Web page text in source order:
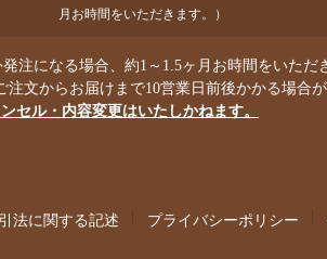
月お時間をいただきます。）
注になる場合、約1～1.5ヶ月お時間をいただ
文からお届けまで10営業日前後かかる場合が
セル・内容変更はいたしかねます。
法に関する記述 プライバシーポリシー